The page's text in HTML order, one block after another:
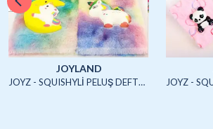
JOYLAND
JOYZ - SQUISHYLİ PELUŞ DEFTER A5 (UNICORN2)-4/S